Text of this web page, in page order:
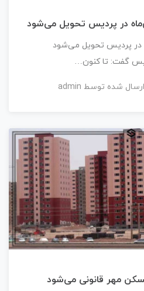
در پردیس تحویل می‌شود
گفت: تا کنون…
ارسال شده توسط admin
مهر قانونی می‌شود